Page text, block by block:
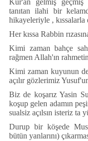
İletişim
Kur'an gelmiş geçmiş
tanıtan ilahi bir
hikayeleriyle , kıssalarla
Her kıssa Rabbin
Kimi zaman bahçe
rağmen Allah'ın
Kimi zaman kuyunun
açılır gözlerimiz
Biz de koşarız Yasin
koşup gelen adamın
sualsiz açılsın isteriz ta y
Durup bir köşede
bütün yanlarını) ç